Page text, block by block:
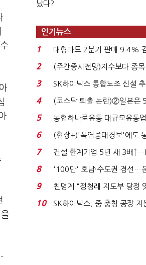
났다?
인기뉴스
1
대형마트 2분기 판매 9.4%
플러스 사태 여파...
2
(주간증시전망)지수보다 종
세 이어진다...
3
SK하이닉스 통합노조 신설
원 간 성과급 불...
4
(코스닥 퇴출 논란)②일본은
려주는데 우리는 ...
5
농협하나로유통 대규모유통
적발…공정위, 과...
6
(현장+)'폭염중대경보'에도
노동자는 강행군…'야...
7
건설 한계기업 5년 새 3배
침체에 재무 ...
8
'100만' 호남·수도권 경선…
주일
9
친명계 "정청래 지도부 당정
친청계 "신천지 오...
10
SK하이닉스, 중 충칭 공장 지